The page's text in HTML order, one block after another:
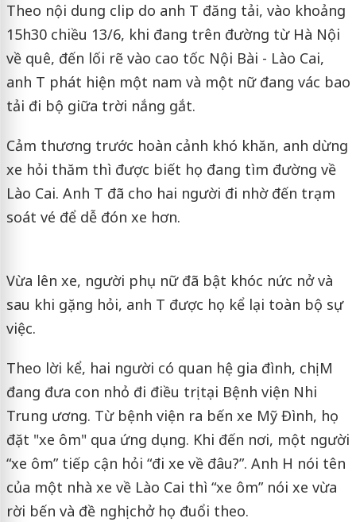
Theo nội dung clip do anh T đăng tải, vào khoảng
15h30 chiều 13/6, khi đang trên đường từ Hà Nội
về quê, đến lối rẽ vào cao tốc Nội Bài - Lào Cai,
anh T phát hiện một nam và một nữ đang vác bao
tải đi bộ giữa trời nắng gắt.
Cảm thương trước hoàn cảnh khó khăn, anh dừng
xe hỏi thăm thì được biết họ đang tìm đường về
Lào Cai. Anh T đã cho hai người đi nhờ đến trạm
soát vé để dễ đón xe hơn.
Vừa lên xe, người phụ nữ đã bật khóc nức nở và
sau khi gặng hỏi, anh T được họ kể lại toàn bộ sự
việc.
Theo lời kể, hai người có quan hệ gia đình, chị M
đang đưa con nhỏ đi điều trị tại Bệnh viện Nhi
Trung ương. Từ bệnh viện ra bến xe Mỹ Đình, họ
đặt "xe ôm" qua ứng dụng. Khi đến nơi, một người
“xe ôm” tiếp cận hỏi “đi xe về đâu?”. Anh H nói tên
của một nhà xe về Lào Cai thì “xe ôm” nói xe vừa
rời bến và đề nghị chở họ đuổi theo.